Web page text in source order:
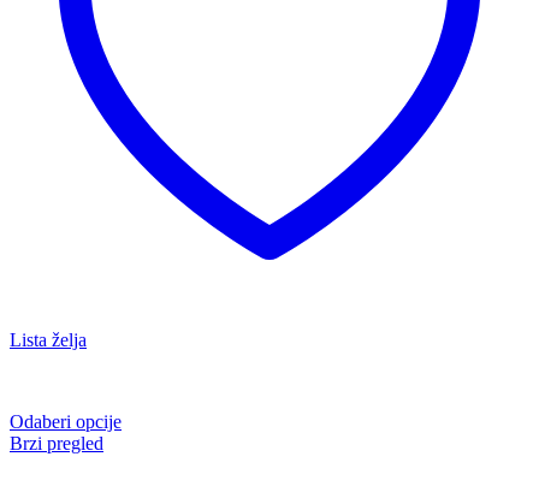
Lista želja
Odaberi opcije
Brzi pregled